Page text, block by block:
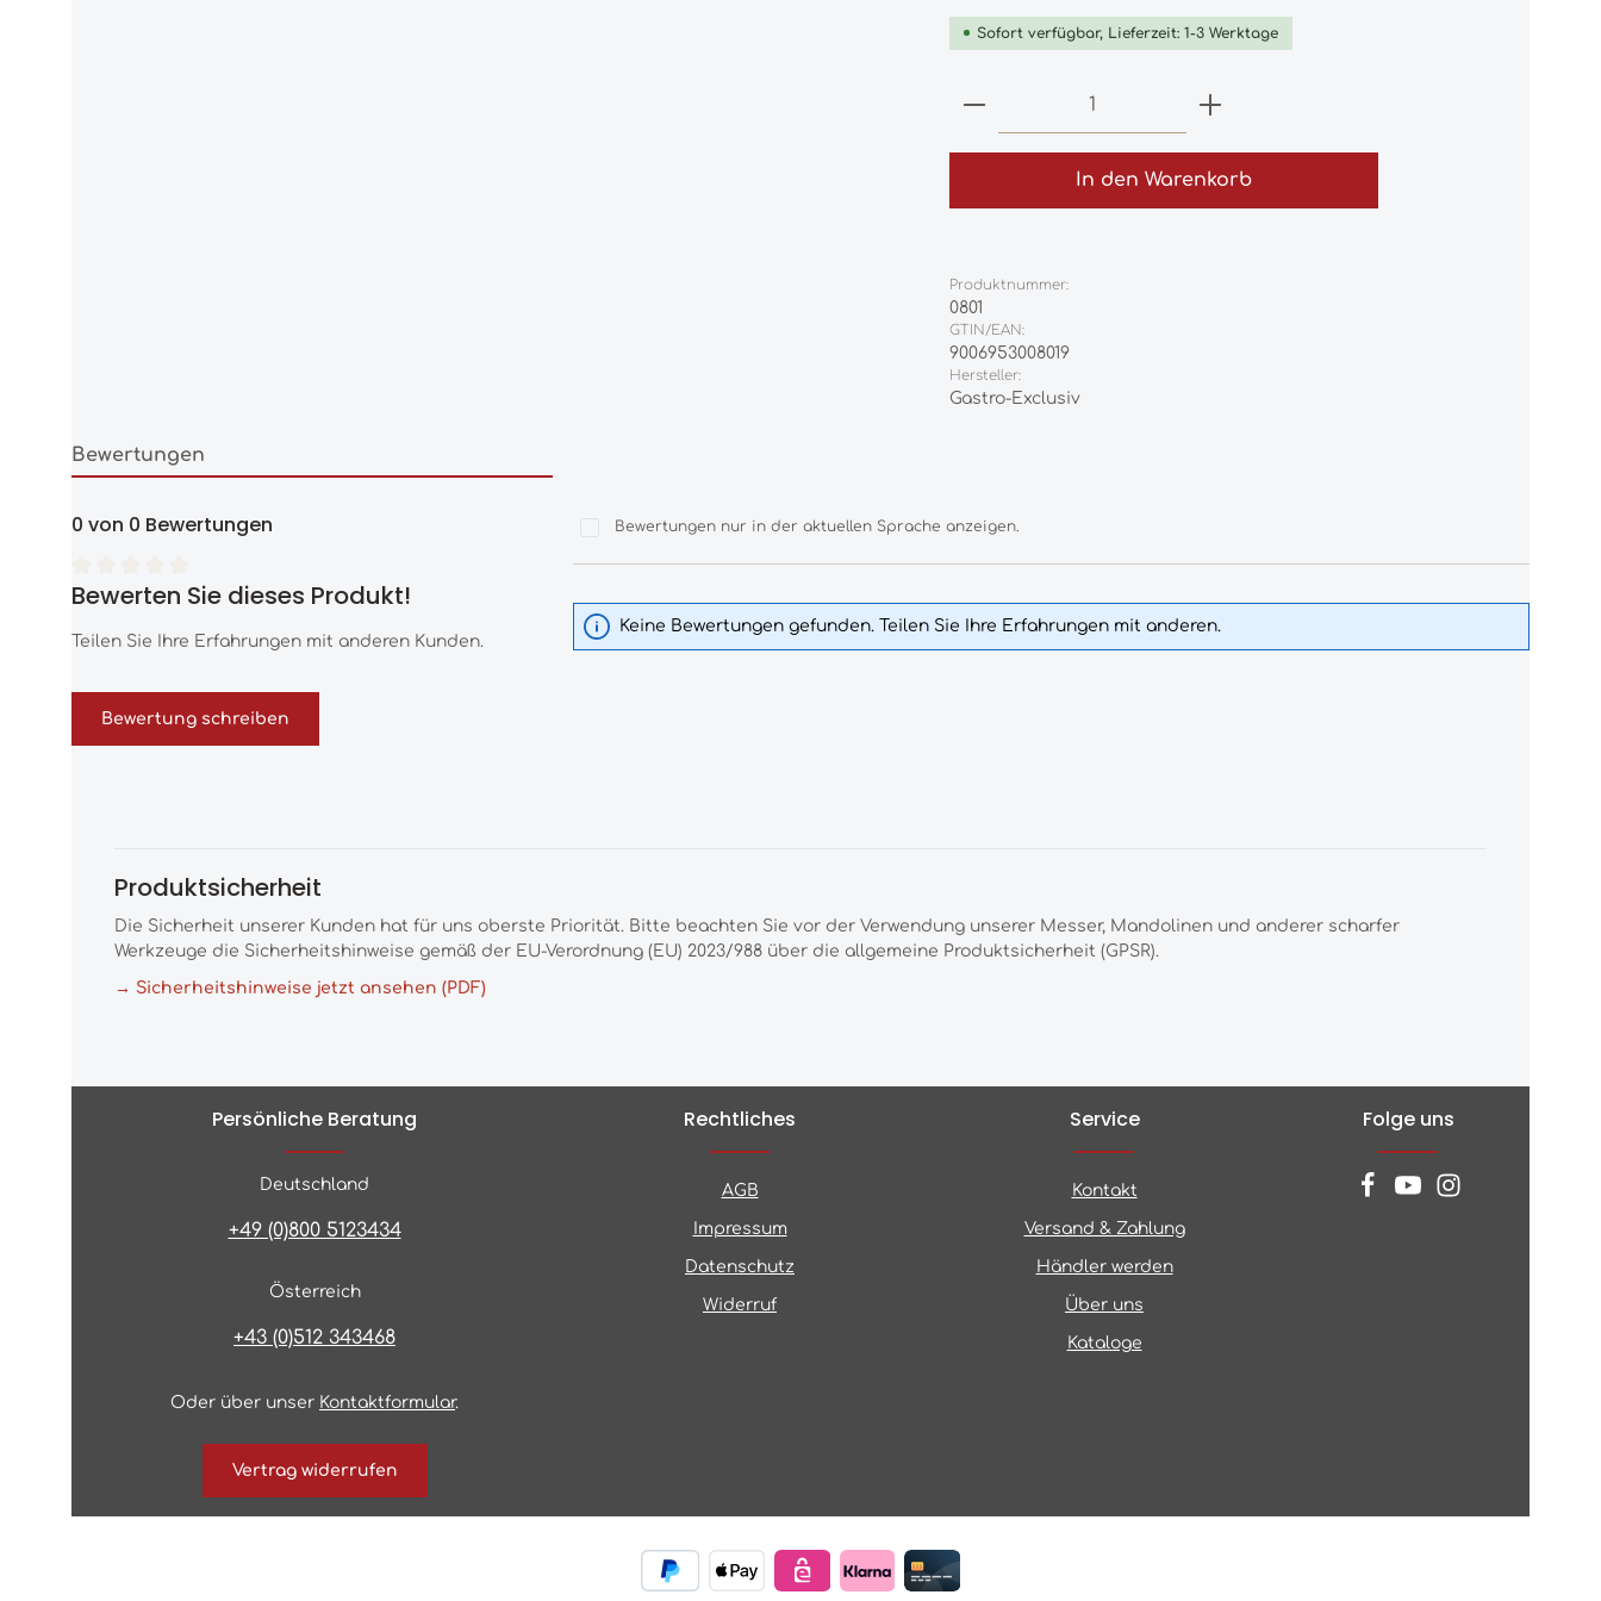
Sofort verfügbar, Lieferzeit: 1-3 Werktage
Produkt Anzahl: Gib den gewünschten
In den Warenkorb
Produktnummer:
0801
GTIN/EAN:
9006953008019
Hersteller:
Gastro-Exclusiv
Bewertungen
0 von 0 Bewertungen
Durchschnittliche Bewertung von 0 von 5 Sternen
Bewerten Sie dieses Produkt!
Teilen Sie Ihre Erfahrungen mit anderen Kunden.
Bewertung schreiben
Bewertungen nur in der aktuellen Sprache anzeigen.
Keine Bewertungen gefunden. Teilen Sie Ihre Erfahrungen mit anderen.
Produktsicherheit
Die Sicherheit unserer Kunden hat für uns oberste Priorität. Bitte beachten Sie vor der Verwendung unserer Messer, Mandolinen und anderer scharfer
Werkzeuge die Sicherheitshinweise gemäß der EU-Verordnung (EU) 2023/988 über die allgemeine Produktsicherheit (GPSR).
→ Sicherheitshinweise jetzt ansehen (PDF)
Persönliche Beratung
Deutschland
+49 (0)800 5123434
Österreich
+43 (0)512 343468
Oder über unser Kontaktformular.
Vertrag widerrufen
Rechtliches
AGB
Impressum
Datenschutz
Widerruf
Service
Kontakt
Versand & Zahlung
Händler werden
Über uns
Kataloge
Folge uns